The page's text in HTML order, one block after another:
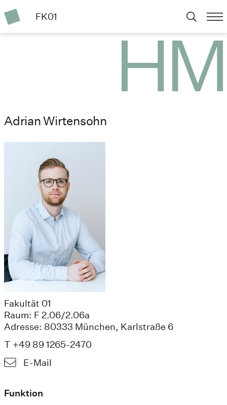
FK01
Adrian Wirtensohn
Fakultät 01
Raum: F 2.06/2.06a
Adresse: 80333 München, Karlstraße 6
T +49 89 1265-2470
E-Mail
Funktion